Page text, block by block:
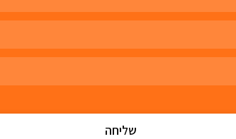
שליחה